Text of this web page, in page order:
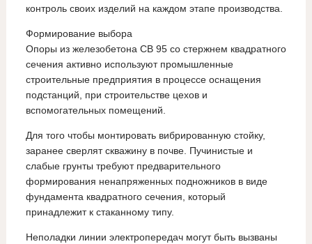
контроль своих изделий на каждом этапе производства.
Формирование выбора
Опоры из железобетона СВ 95 со стержнем квадратного
сечения активно используют промышленные
строительные предприятия в процессе оснащения
подстанций, при строительстве цехов и
вспомогательных помещений.
Для того чтобы монтировать вибрированную стойку,
заранее сверлят скважину в почве. Пучинистые и
слабые грунты требуют предварительного
формирования ненапряженных подножников в виде
фундамента квадратного сечения, который
принадлежит к стаканному типу.
Неполадки линии электропередач могут быть вызваны